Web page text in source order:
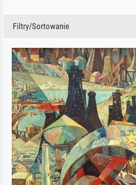
Filtry/Sortowanie